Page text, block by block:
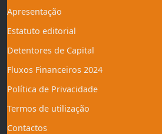
Apresentação
Estatuto editorial
Detentores de Capital
Fluxos Financeiros 2024
Política de Privacidade
Termos de utilização
Contactos